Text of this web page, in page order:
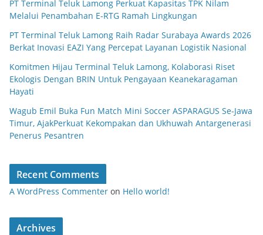
PT Terminal Teluk Lamong Perkuat Kapasitas TPK Nilam
Melalui Penambahan E-RTG Ramah Lingkungan
PT Terminal Teluk Lamong Raih Radar Surabaya Awards 2026
Berkat Inovasi EAZI Yang Percepat Layanan Logistik Nasional
Komitmen Hijau Terminal Teluk Lamong, Kolaborasi Riset
Ekologis Dengan BRIN Untuk Pengayaan Keanekaragaman
Hayati
Wagub Emil Buka Fun Match Mini Soccer ASPARAGUS Se-Jawa
Timur, AjakPerkuat Kekompakan dan Ukhuwah Antargenerasi
Penerus Pesantren
Recent Comments
A WordPress Commenter on Hello world!
Archives